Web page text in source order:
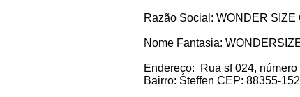
Razão Social: WONDER
Nome Fantasia:
Endereço:
Rua sf 024, número
Bairro: Steffen CEP: 88355-